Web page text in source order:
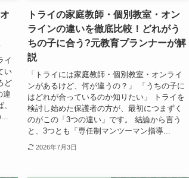
イ
い
ど
違
トライの家庭教師・個別教室・オン
ラインの違いを徹底比較！どれがう
ちの子に合う?元教育プランナーが解
説
「トライには家庭教師・個別教室・オンライ
ンがあるけど、何が違うの？」 「うちの子に
はどれが合っているのか知りたい」 トライを
検討し始めた保護者の方が、最初につまずく
のがこの「3つの違い」です。 結論から言う
と、3つとも「専任制マンツーマン指導...
2026年7月3日